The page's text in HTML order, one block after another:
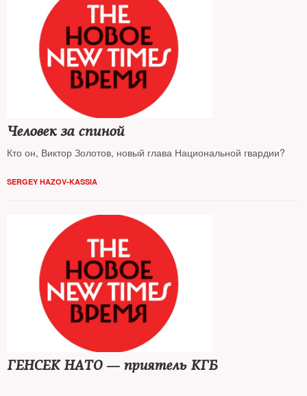
Человек за спиной
Кто он, Виктор Золотов, новый глава Национальной гвардии?
SERGEY HAZOV-KASSIA
ГЕНСЕК НАТО — приятель КГБ